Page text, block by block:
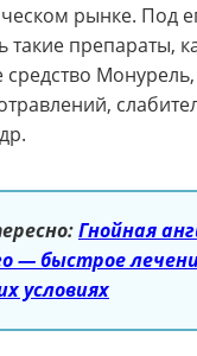
рынке. Под
такие препараты,
средство
Гнойная
— быстрое
условиях